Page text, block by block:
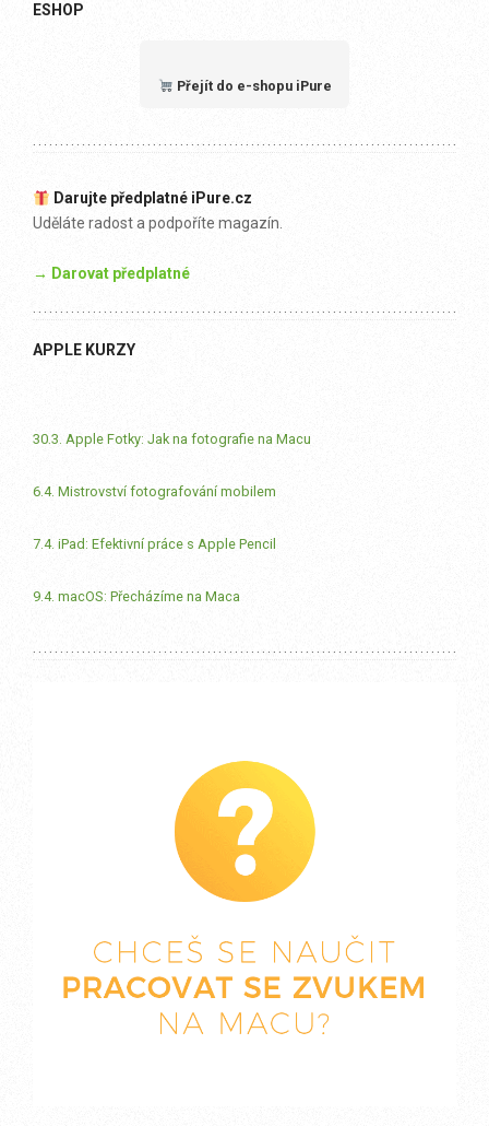
ESHOP
Přejít do e-shopu iPure
Darujte předplatné iPure.cz
Uděláte radost a podpoříte magazín.
→ Darovat předplatné
APPLE KURZY
30.3. Apple Fotky: Jak na fotografie na Macu
6.4. Mistrovství fotografování mobilem
7.4. iPad: Efektivní práce s Apple Pencil
9.4. macOS: Přecházíme na Maca